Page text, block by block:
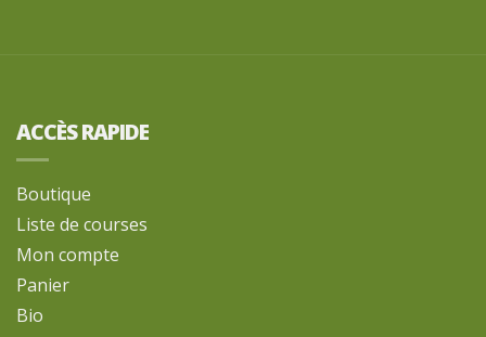
ACCÈS RAPIDE
Boutique
Liste de courses
Mon compte
Panier
Bio